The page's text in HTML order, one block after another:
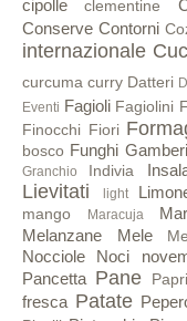
cipolle clementine
Conserve Contorni
internazionale
curcuma curry Datteri
Eventi Fagioli Fagiolini
Finocchi Fiori
bosco Funghi Gamberi
Granchio Indivia
Lievitati light
mango Maracuja
Melanzane Mele
Nocciole Noci
Pancetta Pane
fresca Patate